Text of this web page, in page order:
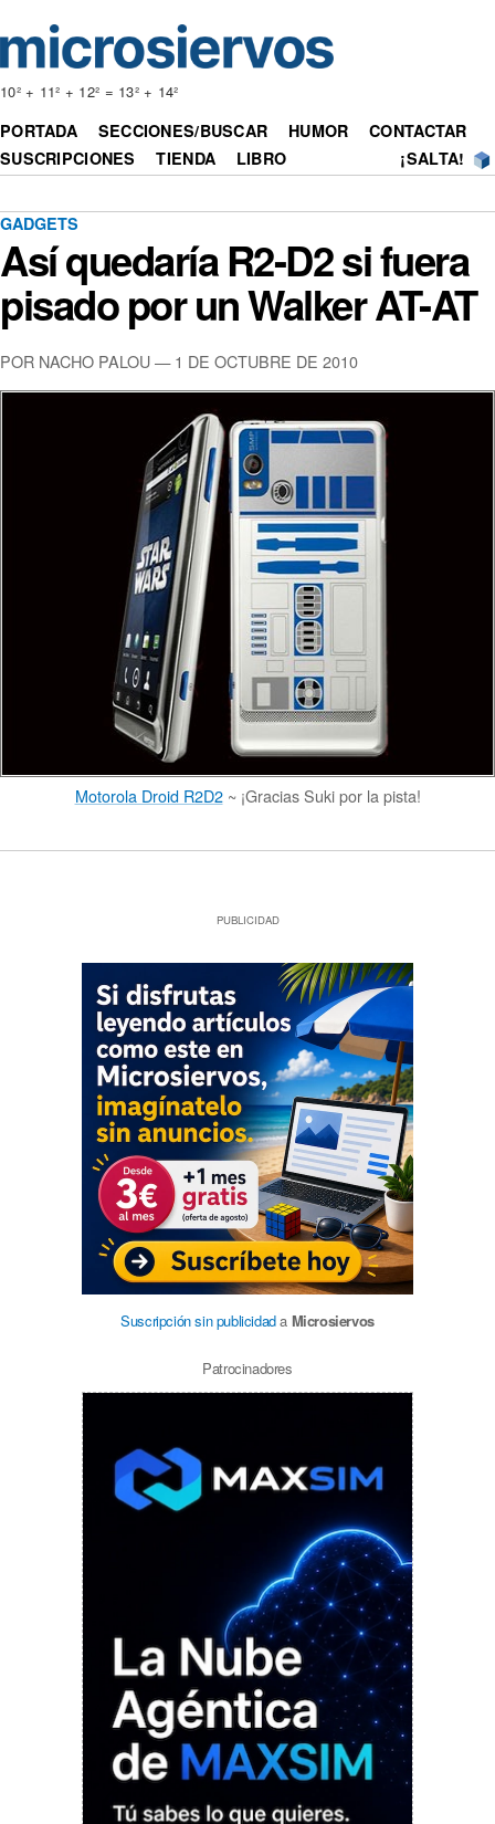
10² + 11² + 12² = 13² + 14²
PORTADA SECCIONES/BUSCAR HUMOR
CONTACTAR
SUSCRIPCIONES
TIENDA LIBRO ¡SALTA!
GADGETS
Así quedaría R2-D2 si fuera
pisado por un Walker AT-AT
POR NACHO PALOU — 1 DE OCTUBRE DE 2010
Motorola Droid R2D2~ ¡Gracias Suki por la pista!
PUBLICIDAD
Suscripción sin publicidada Microsiervos
Patrocinadores